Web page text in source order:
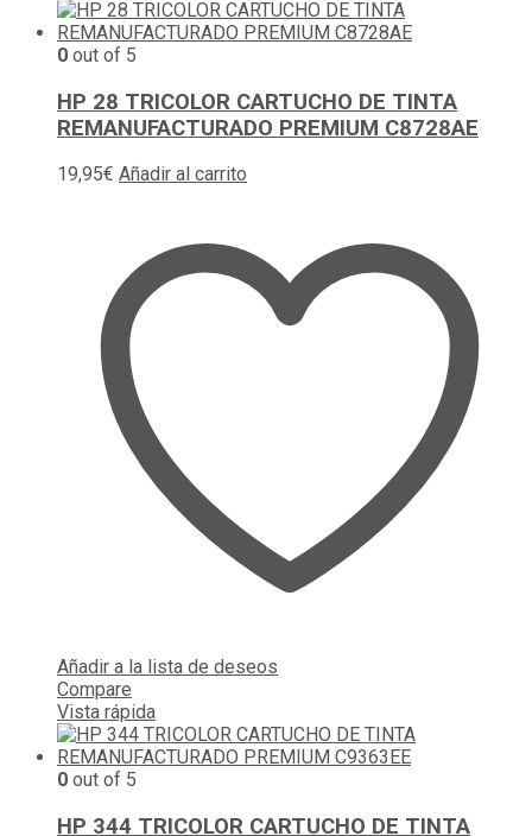
0 out of 5
HP 28 TRICOLOR CARTUCHO DE TINTA
REMANUFACTURADO PREMIUM C8728AE
19,95€ Añadir al carrito
Añadir a la lista de deseos
Compare
Vista rápida
0 out of 5
HP 344 TRICOLOR CARTUCHO DE TINTA